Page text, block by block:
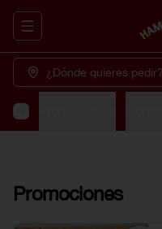
Abrir menu de navegación
¿Dónde quieres pedir?
Promociones